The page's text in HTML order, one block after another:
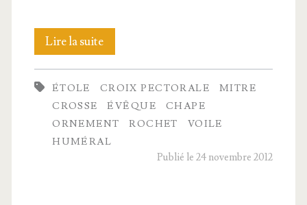
Lire la suiteDe
quelques
ornements
ÉTOLE CROIX PECTORALE
MITRE
CROSSE
ÉVÊQUE
CHAPE
ORNEMENT
ROCHET
VOILE
HUMÉRAL
Publié le 24 novembre 2012